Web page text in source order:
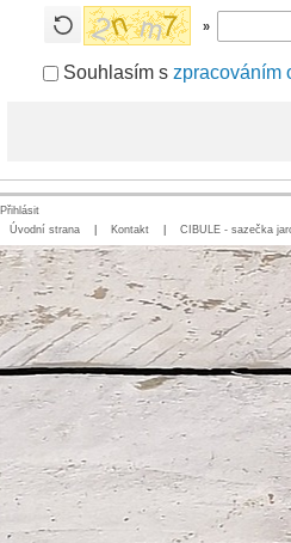
»
Souhlasím szpracováním
Přihlásit
Úvodní strana
Kontakt CIBULE - sazečka